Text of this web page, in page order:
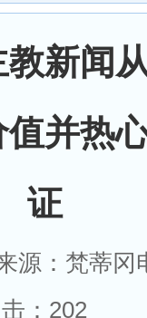
新闻
并热
证
源：梵蒂
击： 202